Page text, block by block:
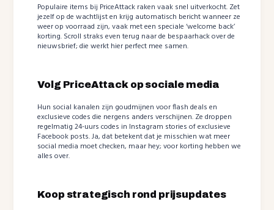
Populaire items bij PriceAttack raken vaak snel uitverkocht. Zet
jezelf op de wachtlijst en krijg automatisch bericht wanneer ze
weer op voorraad zijn, vaak met een speciale ‘welcome back’
korting. Scroll straks even terug naar de bespaarhack over de
nieuwsbrief; die werkt hier perfect mee samen.
Volg PriceAttack op sociale media
Hun social kanalen zijn goudmijnen voor flash deals en
exclusieve codes die nergens anders verschijnen. Ze droppen
regelmatig 24-uurs codes in Instagram stories of exclusieve
Facebook posts. Ja, dat betekent dat je misschien wat meer
social media moet checken, maar hey; voor korting hebben we
alles over.
Koop strategisch rond prijsupdates